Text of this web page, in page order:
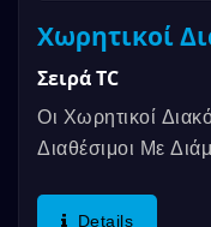
Χωρητικοί
Σειρά TC
Οι Χωρητικοί
Διαθέσιμοι Με
Details